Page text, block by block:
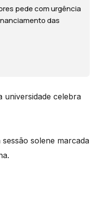
pede com urgência
das
universidade celebra
solene marcada